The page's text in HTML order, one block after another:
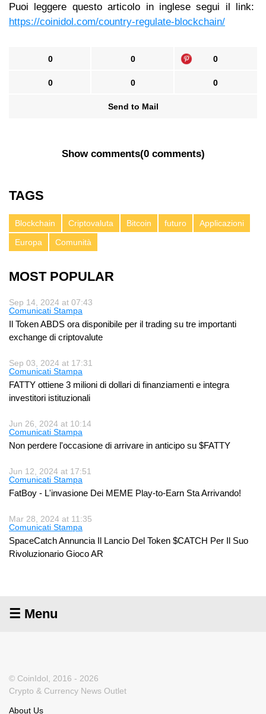
Puoi leggere questo articolo in inglese segui il link:
https://coinidol.com/country-regulate-blockchain/
0 0 0
0 0 0
Send to Mail
Show comments(0 comments)
TAGS
Blockchain Criptovaluta Bitcoin futuro
Applicazioni
Europa
Comunità
MOST POPULAR
Sep 14, 2024 at 07:43
Comunicati Stampa
Il Token ABDS ora disponibile per il trading su tre importanti
exchange di criptovalute
Sep 03, 2024 at 17:31
Comunicati Stampa
FATTY ottiene 3 milioni di dollari di finanziamenti e integra
investitori istituzionali
Jun 26, 2024 at 10:14
Comunicati Stampa
Non perdere l'occasione di arrivare in anticipo su $FATTY
Jun 12, 2024 at 17:51
Comunicati Stampa
FatBoy - L'invasione Dei MEME Play-to-Earn Sta Arrivando!
Mar 28, 2024 at 11:35
Comunicati Stampa
SpaceCatch Annuncia Il Lancio Del Token $CATCH Per Il Suo
Rivoluzionario Gioco AR
☰ Menu
© CoinIdol, 2016 - 2026
Crypto & Currency News Outlet
About Us